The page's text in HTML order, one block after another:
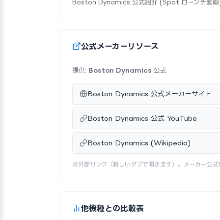
Boston Dynamics 公式紹介 (Spot ローンチ動
公式メーカーリソース
提供: Boston Dynamics 公式
Boston Dynamics 公式メーカーサイト
Boston Dynamics 公式 YouTube
Boston Dynamics (Wikipedia)
※外部リンク（新しいタブで開きます）。メーカー公式
他機種との比較表